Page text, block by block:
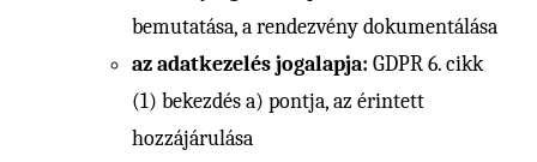
bemutatása, a rendezvény dokumentálása
az adatkezelés jogalapja: GDPR 6. cikk
(1) bekezdés a) pontja, az érintett
hozzájárulása